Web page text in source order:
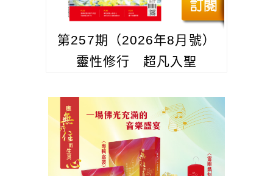
第257期（2026年8月號）
靈性修行 超凡入聖